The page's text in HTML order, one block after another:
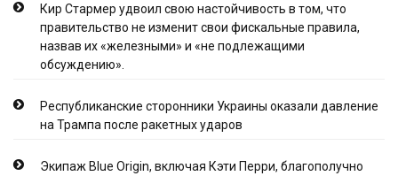
Кир Стармер удвоил свою настойчивость в том, что
правительство не изменит свои фискальные правила,
назвав их «железными» и «не подлежащими
обсуждению».
Республиканские сторонники Украины оказали давление
на Трампа после ракетных ударов
Экипаж Blue Origin, включая Кэти Перри, благополучно